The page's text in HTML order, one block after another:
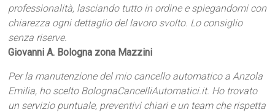
professionalità, lasciando tutto in ordine e spiegandomi con
chiarezza ogni dettaglio del lavoro svolto. Lo consiglio
senza riserve.
Giovanni A. Bologna zona Mazzini
Per la manutenzione del mio cancello automatico a Anzola
Emilia, ho scelto BolognaCancelliAutomatici.it. Ho trovato
un servizio puntuale, preventivi chiari e un team che rispetta